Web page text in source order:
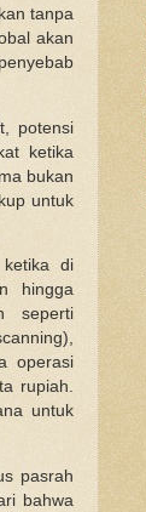
tanpa
akan
potensi
ketika
bukan
untuk
di
hingga
seperti
operasi
rupiah.
untuk
pasrah
bahwa